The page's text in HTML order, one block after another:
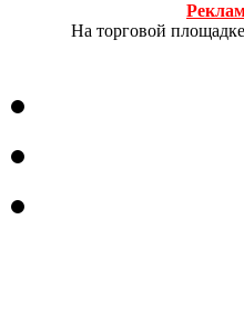
На торговой